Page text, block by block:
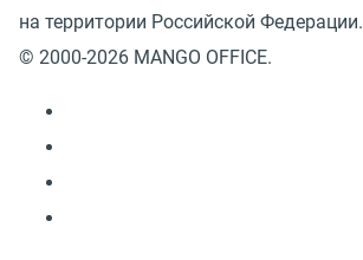
на территории Российской Федерации.
© 2000-2026 MANGO OFFICE.